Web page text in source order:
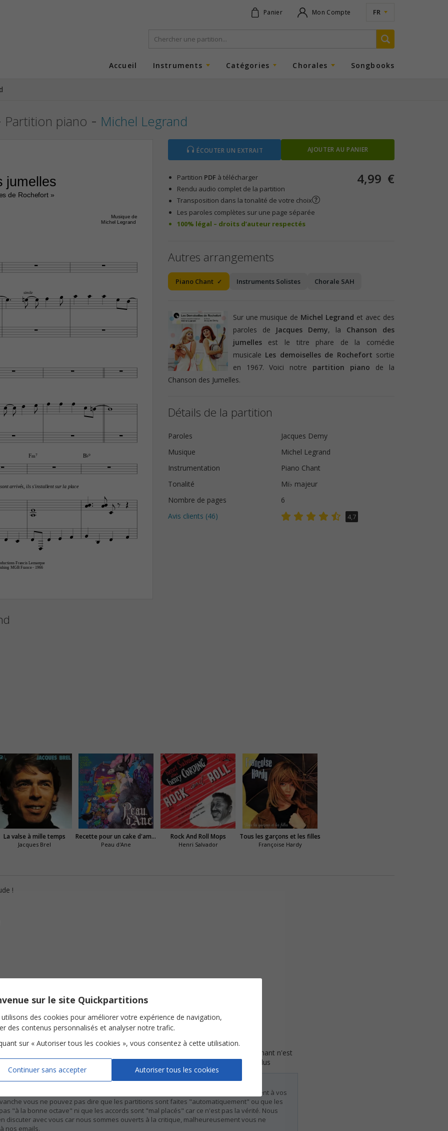
Panier Mon Compte FR
Accueil Instruments Catégories Chorales Songbooks
Partition piano - Michel Legrand
Francis Lemarque
MGB France - 1966
Musique de
Michel Legrand
jumelles
 
de Rochefort »
simile
 
  
 

arrivés, ils s'installent sur la place

F‹7

B¨9

 
 
  
     

 
  
     
 

  

 
          
ÉCOUTER UN EXTRAIT AJOUTER AU PANIER
Partition PDF à télécharger
Rendu audio complet de la partition
Transposition dans la tonalité de votre choix
Les paroles complètes sur une page séparée
100% légal – droits d’auteur respectés
4,99 €
Autres arrangements
Piano Chant Instruments Solistes Chorale SAH
Sur une musique de Michel Legrand et avec des
paroles de Jacques Demy, la Chanson des
jumellesest le titre phare de la comédie
musicale Les demoiselles de Rochefort sortie
en 1967. Voici notre partition piano de la
Chanson des Jumelles.
Détails de la partition
Paroles
Jacques Demy
Musique
Michel Legrand
Instrumentation
Piano Chant
Tonalité
Mi♭ majeur
Nombre de pages
6
Avis clients (46) 4,7
La valse à mille temps
Jacques Brel
Recette pour un cake d'amour
Peau d'Ane
Rock And Roll Mops
Henri Salvador
Tous les garçons et les filles
Françoise Hardy
!
faites: çà se voit que c'est fait automatiquement dans l'éditeur, en plus, le chant n'est
qui complique la lecture. Les accords ne sont pas placés très clairement non plus
de ne pas être satisfaite du service et nous regrettons de ne pas répondre pleinement à vos
vous ne pouvez pas dire que les partitions sont faites "automatiquement" ou que les
"à la bonne octave" ni que les accords sont "mal placés" car ce n'est pas la vérité. Nous
discuter avec vous car nous sommes ouverts à la critique, malheureusement vous ne
nos emails.
sur le site Quickpartitions
des cookies pour améliorer votre expérience de navigation,
des contenus personnalisés et analyser notre trafic.
sur « Autoriser tous les cookies », vous consentez à cette utilisation.
Continuer sans accepter Autoriser tous les cookies